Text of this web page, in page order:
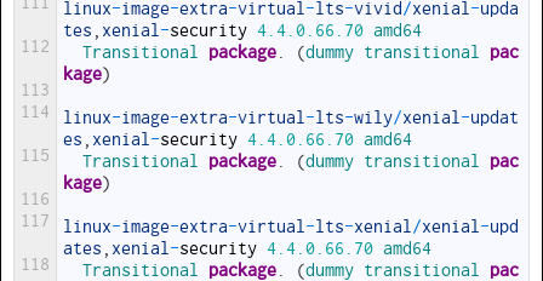
112
113
114
115
116
117
118
linux-image-extra-virtual -lts-vivid/xenial -upda
tes
xenial -security 4.4.0.66.70 amd64
Transitional package (dummy transitional pac
kage)
linux-image-extra-virtual -lts-wily/xenial -updat
es
xenial -security 4.4.0.66.70 amd64
Transitional package (dummy transitional pac
kage)
linux-image-extra-virtual -lts-xenial /xenial -upd
ates
xenial -security 4.4.0.66.70 amd64
Transitional package (dummy transitional pac